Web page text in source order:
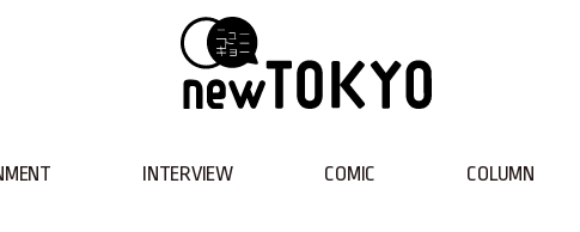
INTERVIEW COMIC COLUMN